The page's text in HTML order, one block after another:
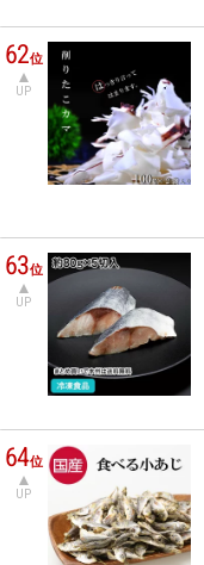
62位
UP
63位
UP
64位
UP